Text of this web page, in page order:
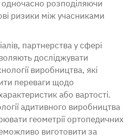
одночасно розподіляючи
ризики між учасниками
партнерства у сфері
досліджувати
виробництва, які
переваги щодо
або вартості.
адитивного виробництва
геометрії ортопедичних
виготовити за